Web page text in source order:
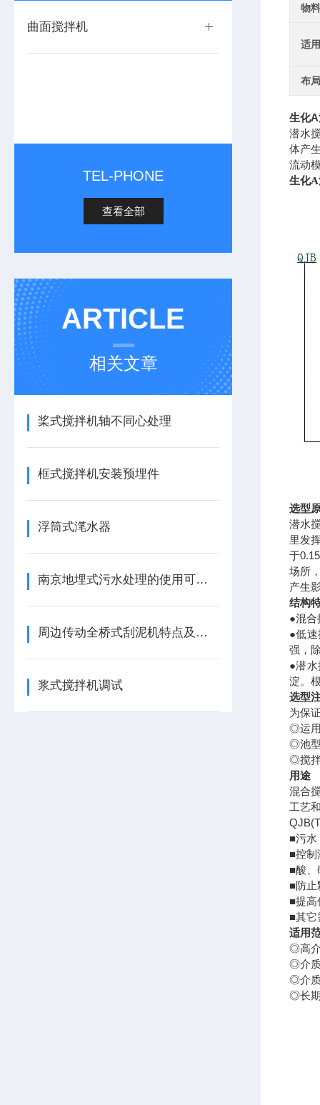
曲面搅拌机
TEL-PHONE
查看全部
ARTICLE
相关文章
桨式搅拌机轴不同心处理
框式搅拌机安装预埋件
浮筒式滗水器
南京地埋式污水处理的使用可靠性
周边传动全桥式刮泥机特点及作业原理
浆式搅拌机调试
物
适
布
生化
潜水
体产
流动
生化
选型
潜水
里发
于
场所
产生
结构
●混合
●低
强，
●潜
淀。
选型
为保
◎运
◎池
◎搅拌
用途
混合
工艺
■污水
■控制
■酸、
■防止
■提高
■其它
适用
◎高
◎介
◎介质
◎长期